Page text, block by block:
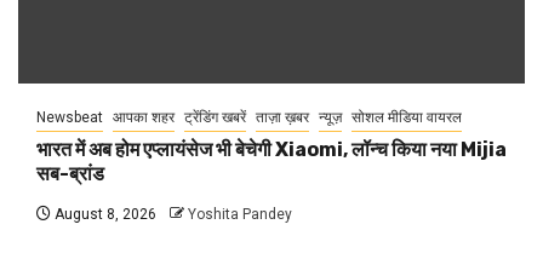
Newsbeat आपका शहर ट्रेंडिंग खबरें ताज़ा ख़बर न्यूज़ सोशल मीडिया वायरल
भारत में अब होम एप्लायंसेज भी बेचेगी Xiaomi, लॉन्च किया नया Mijia
सब-ब्रांड
August 8, 2026 Yoshita Pandey